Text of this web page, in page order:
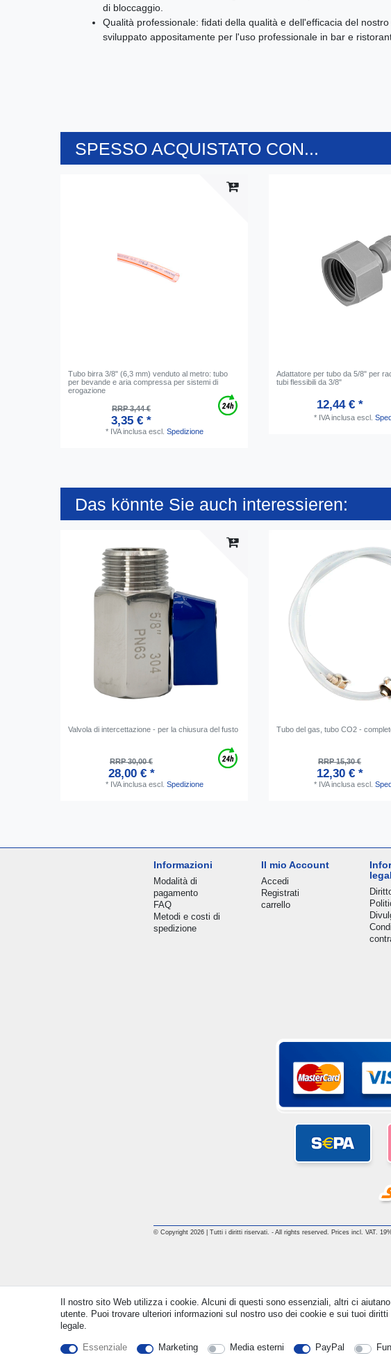
di bloccaggio.
Qualità professionale: fidati della qualità e dell'efficacia del nostro
sviluppato appositamente per l'uso professionale in bar e
SPESSO ACQUISTATO CON...
Tubo birra 3/8" (6,3 mm) venduto al metro: tubo
per bevande e aria compressa per sistemi di
erogazione
RRP 3,44 €
3,35 € *
* IVA inclusaescl. Spedizione
Adattatore per tubo da 5/8" per
tubi flessibili da 3/8"
12,44 € *
* IVA inclusaescl.
Das könnte Sie auch interessieren:
Valvola di intercettazione - per la chiusura del fusto
RRP 30,00 €
28,00 € *
* IVA inclusaescl. Spedizione
Tubo del gas, tubo CO2 -
RRP 15,30 €
12,30 € *
* IVA inclusaescl.
Informazioni
Modalità di
pagamento
FAQ
Metodi e costi di
spedizione
Il mio Account
Accedi
Registrati
carrello
© Copyright 2026 | Tutti i diritti riservati. - All rights reserved. Prices incl. VAT.
Il nostro sito Web utilizza i cookie. Alcuni di questi sono essenziali, altri ci
utente. Puoi trovare ulteriori informazioni sul nostro uso dei cookie e sui tuoi
legale.
Essenziale Marketing Media esterni PayPal